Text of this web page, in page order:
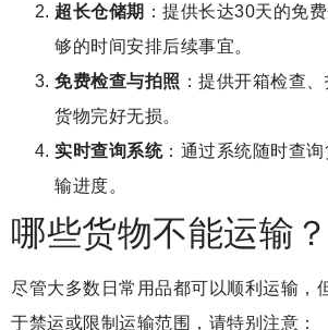
超长仓储期 ：提供长达30天的免
够的时间安排后续事宜。
免费检查与拍照 ：提供开箱检查
货物完好无损。
实时查询系统：通过系统随时查
输进度。
哪些货物不能运输？
尽管大多数日常用品都可以顺利运输，
于禁运或限制运输范围，请特别注意：